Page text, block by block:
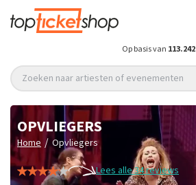
Op basis van 113.242
Zoeken naar artiesten of evenementen
OPVLIEGERS
Home / Opvliegers
Lees alle 34 reviews